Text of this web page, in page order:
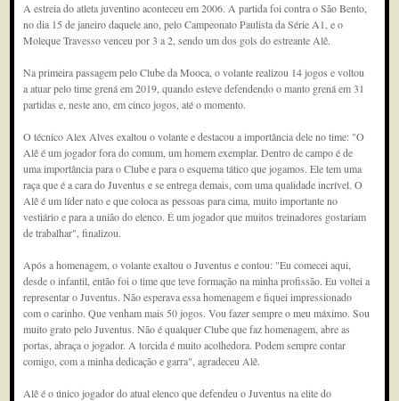
A estreia do atleta juventino aconteceu em 2006. A partida foi contra o São Bento,
no dia 15 de janeiro daquele ano, pelo Campeonato Paulista da Série A1, e o
Moleque Travesso venceu por 3 a 2, sendo um dos gols do estreante Alê.
Na primeira passagem pelo Clube da Mooca, o volante realizou 14 jogos e voltou
a atuar pelo time grená em 2019, quando esteve defendendo o manto grená em 31
partidas e, neste ano, em cinco jogos, até o momento.
O técnico Alex Alves exaltou o volante e destacou a importância dele no time: "O
Alê é um jogador fora do comum, um homem exemplar. Dentro de campo é de
uma importância para o Clube e para o esquema tático que jogamos. Ele tem uma
raça que é a cara do Juventus e se entrega demais, com uma qualidade incrível. O
Alê é um líder nato e que coloca as pessoas para cima, muito importante no
vestiário e para a união do elenco. É um jogador que muitos treinadores gostariam
de trabalhar", finalizou.
Após a homenagem, o volante exaltou o Juventus e contou: "Eu comecei aqui,
desde o infantil, então foi o time que teve formação na minha profissão. Eu voltei a
representar o Juventus. Não esperava essa homenagem e fiquei impressionado
com o carinho. Que venham mais 50 jogos. Vou fazer sempre o meu máximo. Sou
muito grato pelo Juventus. Não é qualquer Clube que faz homenagem, abre as
portas, abraça o jogador. A torcida é muito acolhedora. Podem sempre contar
comigo, com a minha dedicação e garra", agradeceu Alê.
Alê é o único jogador do atual elenco que defendeu o Juventus na elite do